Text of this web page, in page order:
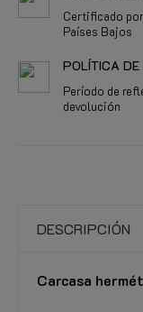
Certificado
Países Bajos
POLÍTICA DE
Período de
devolución
DESCRIPCIÓN
Carcasa